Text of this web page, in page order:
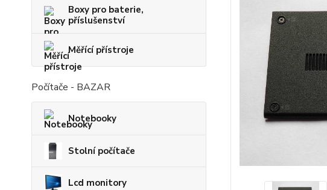
Boxy pro baterie,
příslušenství
Měřící přístroje
Počítače - BAZAR
Notebooky
Stolní počítače
Lcd monitory